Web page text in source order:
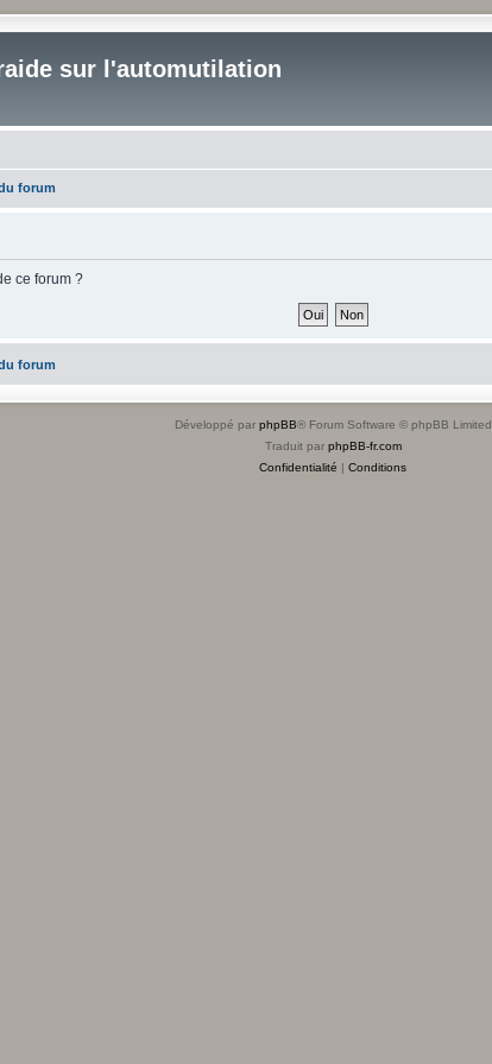
sur l'automutilation
forum
ce forum ?
forum
Développé par phpBB® Forum Software © phpBB Limited
Traduit par phpBB-fr.com
Confidentialité | Conditions